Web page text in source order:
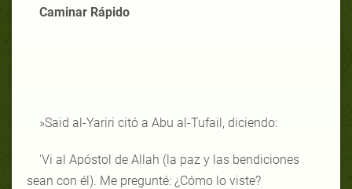
Caminar Rápido
»Said al-Yariri citó a Abu al-Tufail, diciendo:
'Vi al Apóstol de Allah (la paz y las bendiciones
sean con él). Me pregunté: ¿Cómo lo viste?